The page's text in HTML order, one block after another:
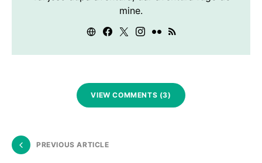
mine.
VIEW COMMENTS (3)
PREVIOUS ARTICLE